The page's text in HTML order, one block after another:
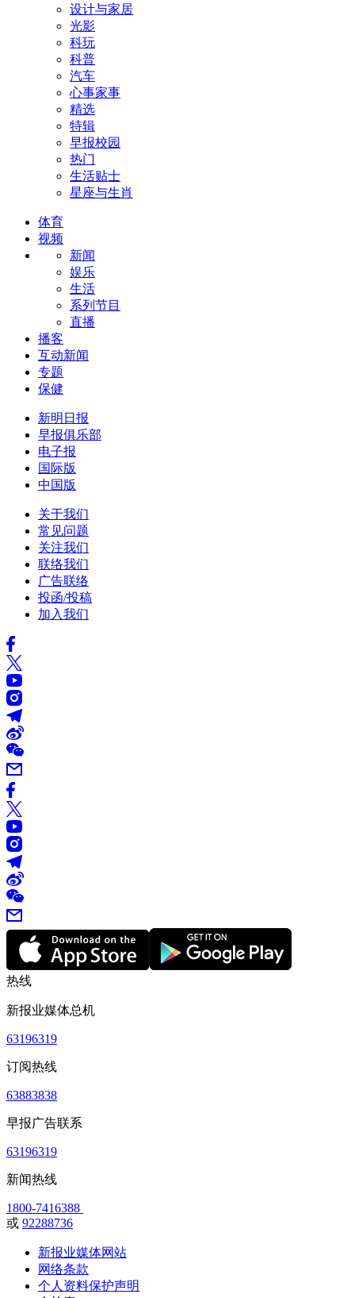
设计与家居
光影
科玩
科普
汽车
心事家事
精选
特辑
早报校园
热门
生活贴士
星座与生肖
体育
视频
新闻
娱乐
生活
系列节目
直播
播客
互动新闻
专题
保健
新明日报
早报俱乐部
电子报
国际版
中国版
关于我们
常见问题
关注我们
联络我们
广告联络
投函/投稿
加入我们
热线
新报业媒体总机
63196319
订阅热线
63883838
早报广告联系
63196319
新闻热线
1800-7416388
或 92288736
新报业媒体网站
网络条款
个人资料保护声明